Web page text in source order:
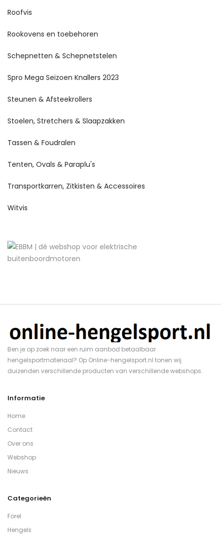
Roofvis
Rookovens en toebehoren
Schepnetten & Schepnetstelen
Spro Mega Seizoen Knallers 2023
Steunen & Afsteekrollers
Stoelen, Stretchers & Slaapzakken
Tassen & Foudralen
Tenten, Ovals & Paraplu's
Transportkarren, Zitkisten & Accessoires
Witvis
Ben je op zoek naar een ruim aanbod betaalbaar
hengelsportmateriaal? Op Online-hengelsport.nl tonen wij
duizenden verschillende producten van verschillende webshops.
Informatie
Home
Contact
Over ons
Webshop
Nieuws
Categorieën
Forel
Hengels